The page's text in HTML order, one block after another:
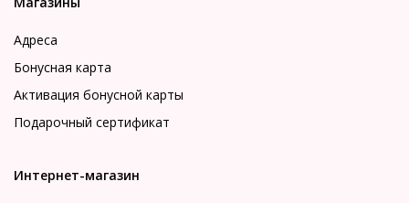
Адреса
Бонусная карта
Активация бонусной карты
Подарочный сертификат
Интернет-магазин